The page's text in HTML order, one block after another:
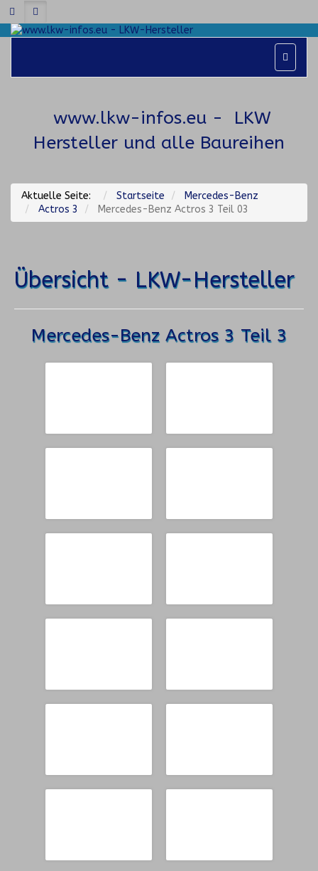
www.lkw-infos.eu- LKW
Hersteller und alle Baureihen
Aktuelle Seite: Startseite
Mercedes-Benz
Actros 3
Mercedes-Benz Actros 3 Teil 03
Übersicht - LKW-Hersteller
Mercedes-Benz Actros 3 Teil 3